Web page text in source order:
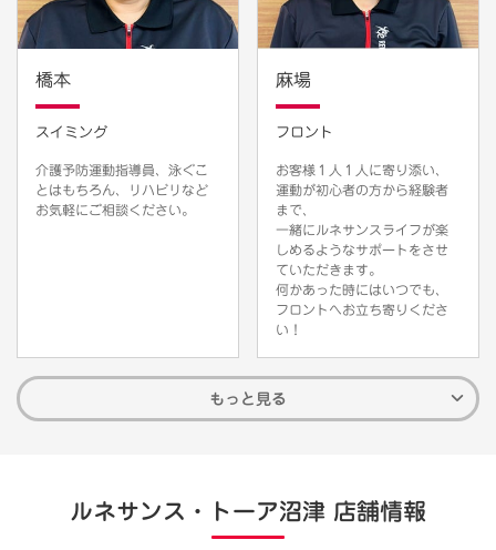
橋本
スイミング
介護予防運動指導員、泳ぐこ
とはもちろん、リハビリなど
お気軽にご相談ください。
麻場
フロント
お客様１人１人に寄り添い、
運動が初心者の方から経験者
まで、
一緒にルネサンスライフが楽
しめるようなサポートをさせ
ていただきます。
何かあった時にはいつでも、
フロントへお立ち寄りくださ
い！
もっと見る
ルネサンス・トーア沼津 店舗情報